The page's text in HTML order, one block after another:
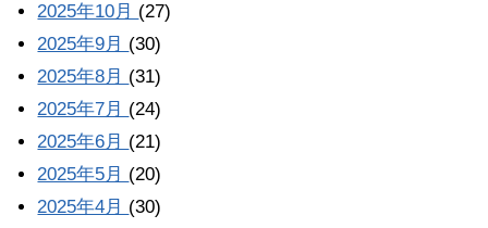
2025年10月 (27)
2025年9月 (30)
2025年8月 (31)
2025年7月 (24)
2025年6月 (21)
2025年5月 (20)
2025年4月 (30)